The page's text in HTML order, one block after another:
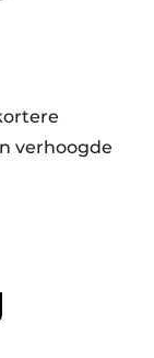
verhoogde